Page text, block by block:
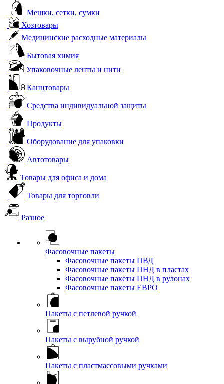
Мешки, сетки, сумки
Хозтовары
Медицинские расходные материалы
Бытовая химия
Упаковочные ленты и нити
Канцтовары
Средства индивидуальной защиты
Продукты
Оборудование для упаковки
Автотовары
Товары для офиса и дома
Товары для торговли
Разное
Фасовочные пакеты
Фасовочные пакеты ПВД
Фасовочные пакеты ПНД в пластах
Фасовочные пакеты ПНД в рулонах
Фасовочные пакеты ЕВРО
Пакеты с петлевой ручкой
Пакеты с вырубной ручкой
Пакеты с пластмассовыми ручками